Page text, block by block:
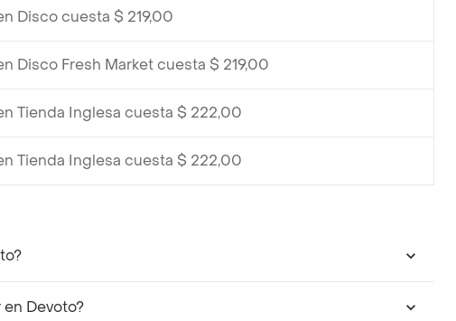
Disco cuesta $ 219,00
Disco Fresh Market cuesta $ 219,00
Tienda Inglesa cuesta $ 222,00
Tienda Inglesa cuesta $ 222,00
Devoto?